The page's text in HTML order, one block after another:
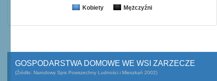
Kobiety Mężczyźni
GOSPODARSTWA DOMOWE WE WSI ZARZECZE
(Źródło: Narodowy Spis Powszechny Ludności i Mieszkań 2002)